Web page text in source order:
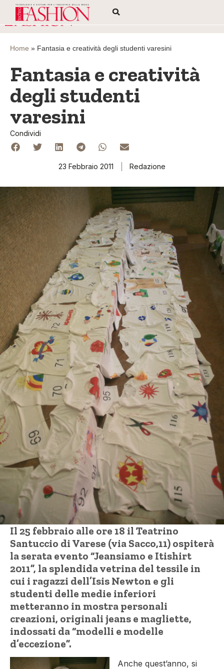
Home » Fantasia e creatività degli studenti varesini
Fantasia e creatività
degli studenti
varesini
Condividi
23 Febbraio 2011 Redazione
Il 25 febbraio alle ore 18 il Teatrino
Santuccio di Varese (via Sacco,11) ospiterà
la serata evento “Jeansiamo e Itishirt
2011”, la splendida vetrina del tessile in
cui i ragazzi dell’Isis Newton e gli
studenti delle medie inferiori
metteranno in mostra personali
creazioni, originali jeans e magliette,
indossati da “modelli e modelle
d’eccezione”.
Anche quest’anno, si